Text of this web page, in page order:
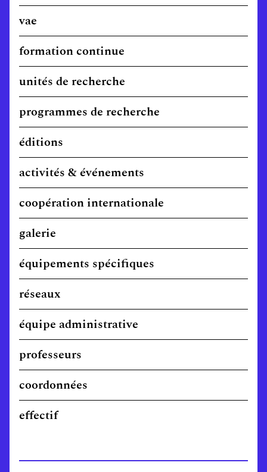
vae
formation continue
unités de recherche
programmes de recherche
éditions
activités & événements
coopération internationale
galerie
équipements spécifiques
réseaux
équipe administrative
professeurs
coordonnées
effectif